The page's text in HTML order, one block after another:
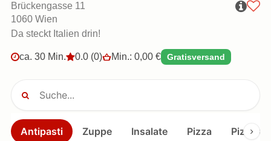
Brückengasse 11
1060 Wien
Da steckt Italien drin!
ca. 30 Min. 0.0 (0) Min.: 0,00 € Gratisversand
Antipasti Zuppe Insalate Pizza Pizza